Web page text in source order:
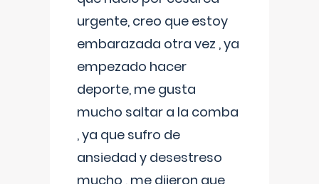
urgente, creo que estoy
embarazada otra vez , ya
empezado hacer
deporte, me gusta
mucho saltar a la comba
, ya que sufro de
ansiedad y desestreso
mucho , me dijeron que